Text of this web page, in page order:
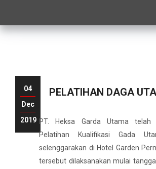
04
Dec
2019
PELATIHAN DAGA
PT. Heksa Garda Utama telah
Pelatihan Kualifikasi Gada
selenggarakan di Hotel Garden
tersebut dilaksanakan mulai